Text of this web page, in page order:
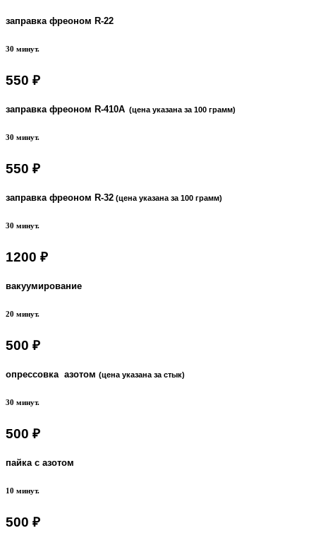
заправка фреоном R-22
30 минут.
550 ₽
заправка фреоном R-410А (цена указана за 100 грамм)
30 минут.
550 ₽
заправка фреоном R-32 (цена указана за 100 грамм)
30 минут.
1200 ₽
вакуумирование
20 минут.
500 ₽
опрессовка азотом (цена указана за стык)
30 минут.
500 ₽
пайка с азотом
10 минут.
500 ₽